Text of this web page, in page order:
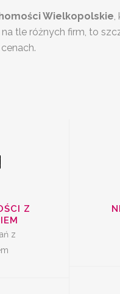
Wielkopolskie,
tle różnych firm, to
Z
z
Z